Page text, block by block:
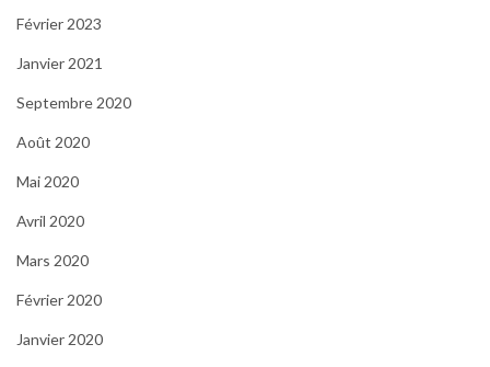
Février 2023
Janvier 2021
Septembre 2020
Août 2020
Mai 2020
Avril 2020
Mars 2020
Février 2020
Janvier 2020